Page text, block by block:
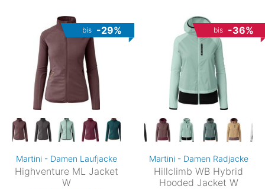
bis -29%
Martini - Damen Laufjacke
Highventure ML Jacket
W
bis -36%
Martini - Damen Radjacke
Hillclimb WB Hybrid
Hooded Jacket W